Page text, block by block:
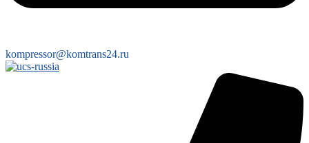
kompressor@komtrans24.ru